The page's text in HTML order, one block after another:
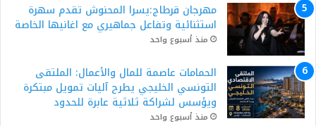
مهرجان قرطاج:يسرا المحنوش تقدم سهرة
استثنائية وتفاعل جماهيري مع اغانيها الخاصة
منذ أسبوع واحد
الحمامات عاصمة للمال والأعمال: الملتقى
التونسي الخليجي يطرح آليات تمويل مبتكرة
ويؤسس لشراكة ثلاثية عابرة للحدود
منذ أسبوع واحد